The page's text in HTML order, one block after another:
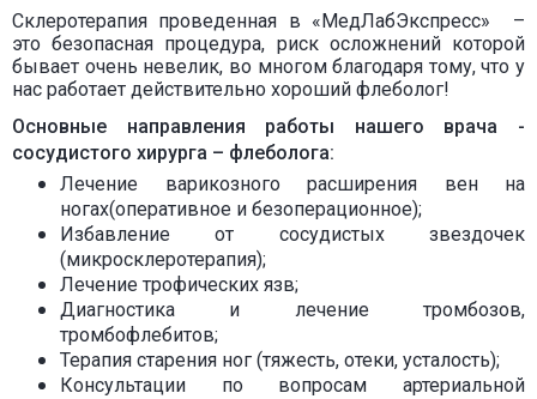
Склеротерапия проведенная в «МедЛабЭкспресс» –
это безопасная процедура, риск осложнений которой
бывает очень невелик, во многом благодаря тому, что у
нас работает действительно хороший флеболог!
Основные направления работы нашего врача -
сосудистого хирурга – флеболога:
Лечение варикозного расширения вен на
ногах(оперативное и безоперационное);
Избавление от сосудистых звездочек
(микросклеротерапия);
Лечение трофических язв;
Диагностика и лечение тромбозов,
тромбофлебитов;
Терапия старения ног (тяжесть, отеки, усталость);
Консультации по вопросам артериальной